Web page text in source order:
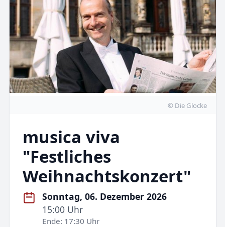
© Die Glocke
musica viva
"Festliches
Weihnachtskonzert"
Sonntag, 06. Dezember 2026
15:00 Uhr
Ende: 17:30 Uhr